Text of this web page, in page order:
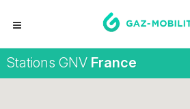
Stations GNV France